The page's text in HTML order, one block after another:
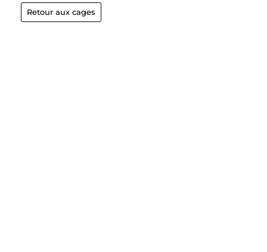
Retour aux cages